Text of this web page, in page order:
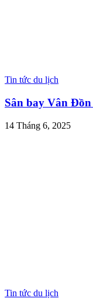
Tin tức du lịch
Sân bay Vân
14 Tháng 6, 2025
Tin tức du lịch